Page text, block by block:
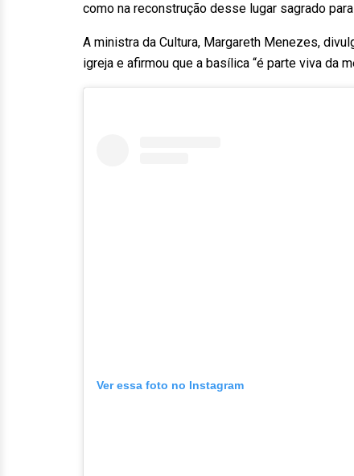
como na reconstrução desse lugar sagrado
A ministra da Cultura, Margareth Menezes,
igreja e afirmou que a basílica “é parte viva da
Ver essa foto no Instagram